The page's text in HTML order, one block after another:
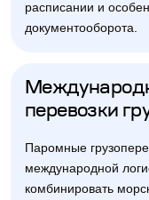
расписании и
документооборота.
перевозки
Паромные
международной
комбинировать